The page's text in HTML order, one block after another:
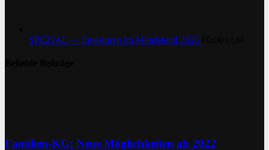
SPEZIAL — Investoren im Mittelstand 2026
Familien-KG: Neue Möglichkeiten ab 2022